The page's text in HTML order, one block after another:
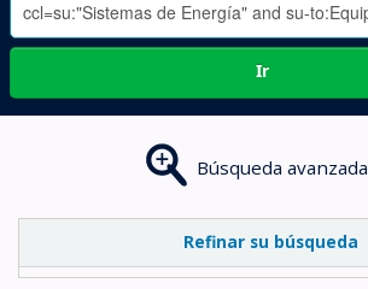
Ir
Búsqueda avanzada
Refinar su búsqueda